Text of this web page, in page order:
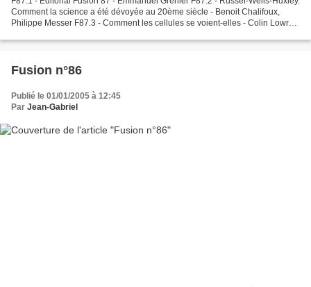
Comment la science a été dévoyée au 20ème siècle - Benoit Chalifoux,
Philippe Messer F87.3 - Comment les cellules se voient-elles - Colin Lowry
Fusion n°86
Publié le 01/01/2005 à 12:45
Par Jean-Gabriel